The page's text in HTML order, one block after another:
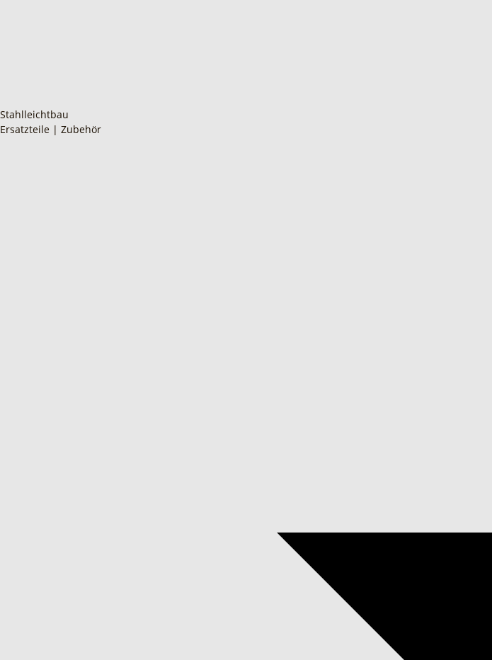
Stahlleichtbau
Ersatzteile | Zubehör